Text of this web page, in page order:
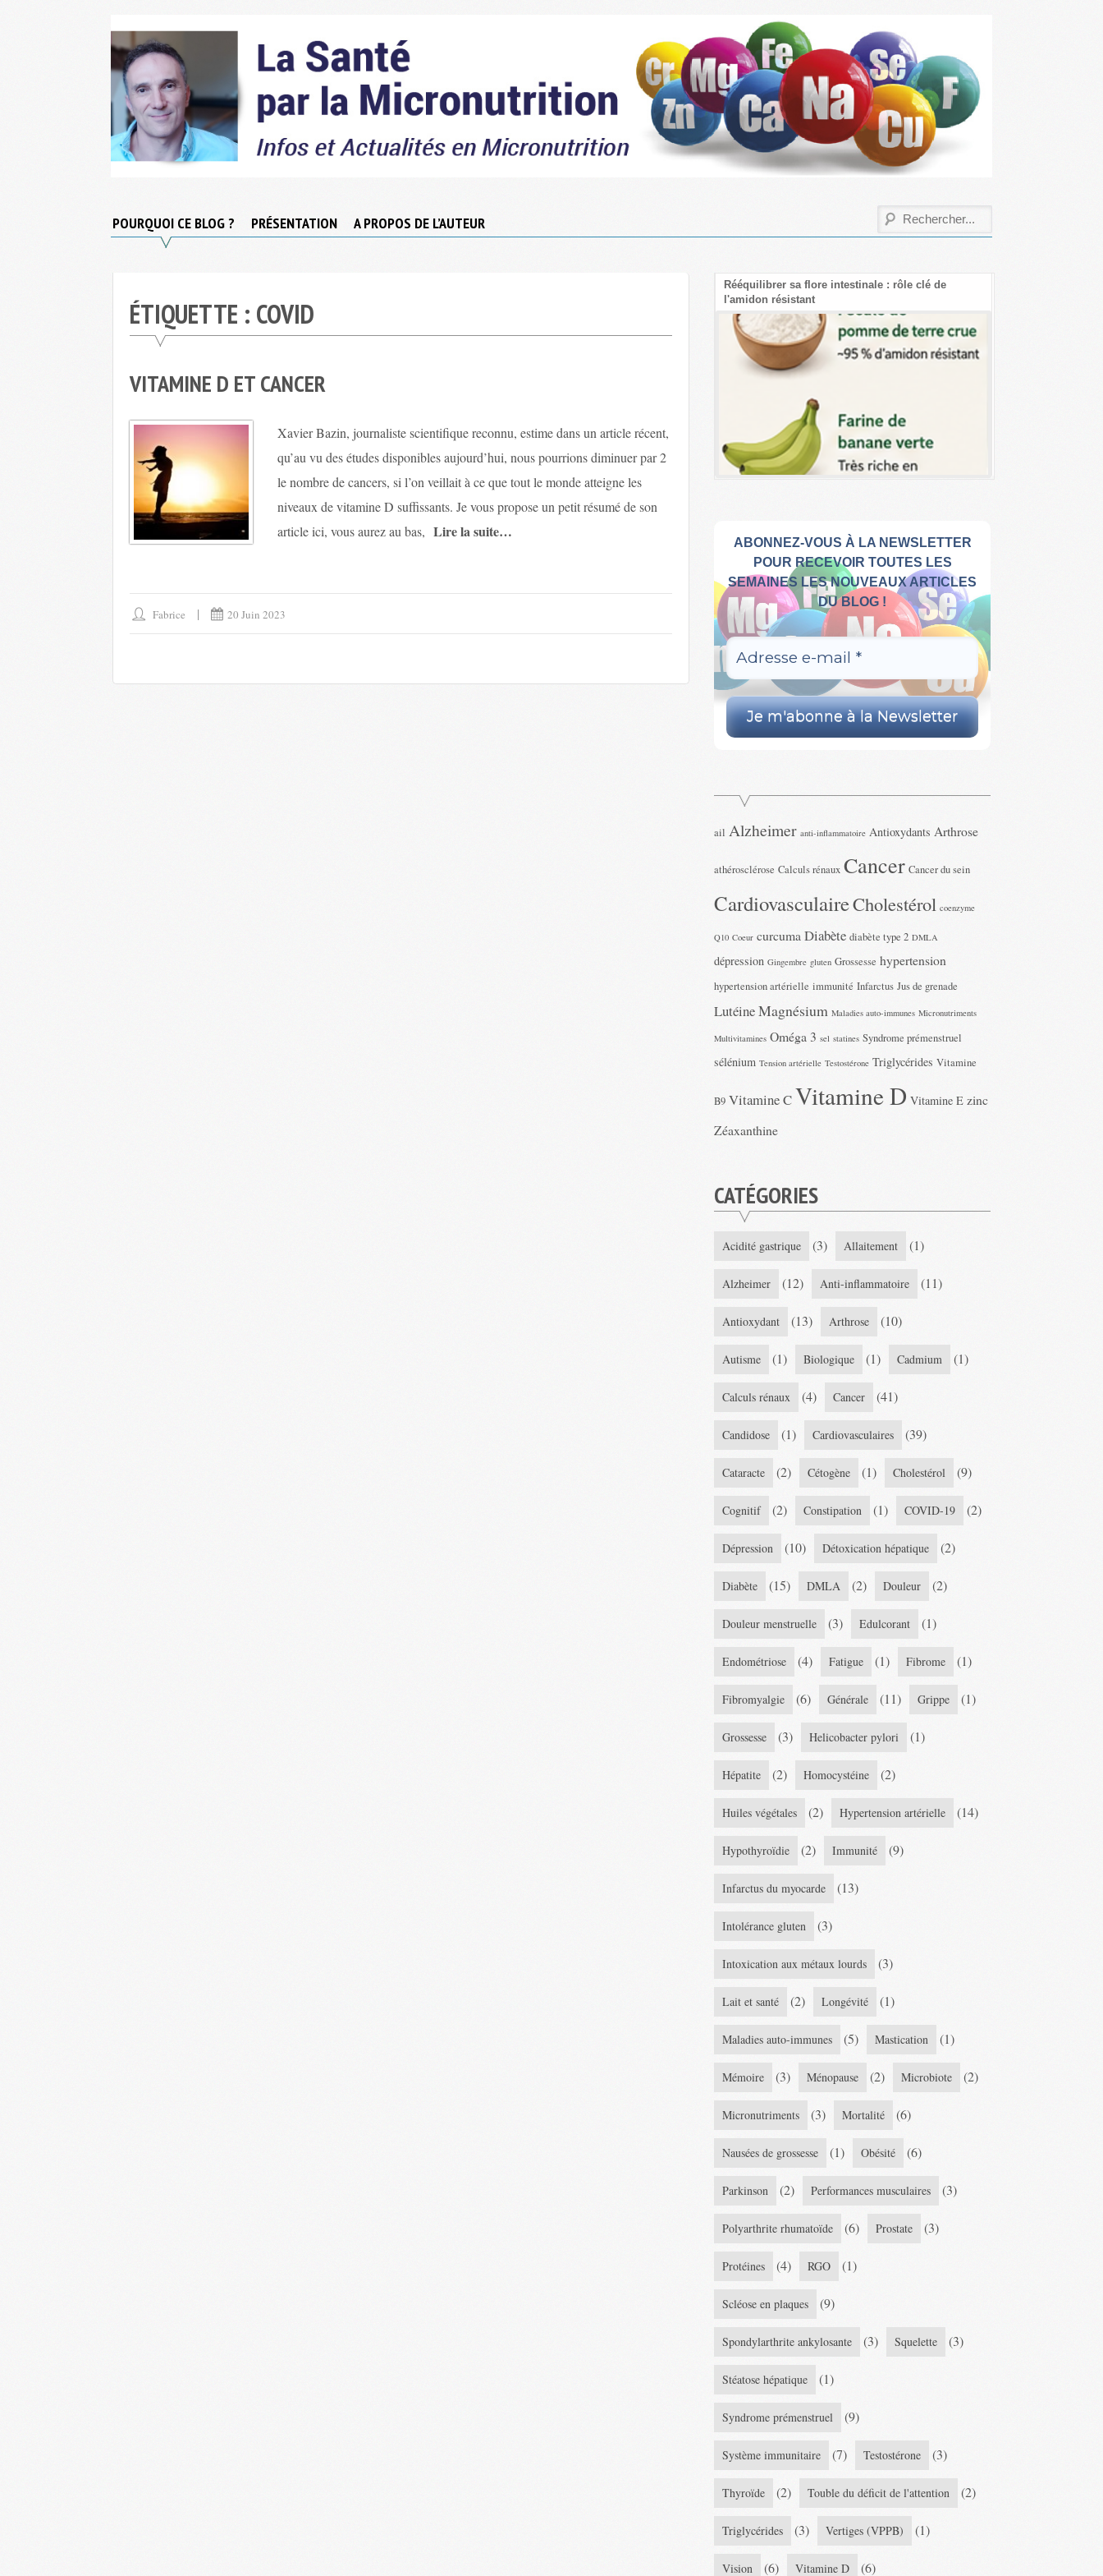
Santé
POURQUOI CE BLOG ? PRÉSENTATION A PROPOS DE L’AUTEUR
ÉTIQUETTE : COVID
VITAMINE D ET CANCER
Xavier Bazin, journaliste scientifique reconnu, estime dans un article récent,
qu’au vu des études disponibles aujourd’hui, nous pourrions diminuer par 2
le nombre de cancers, si l’on veillait à ce que tout le monde atteigne les
niveaux de vitamine D suffissants. Je vous propose un petit résumé de son
article ici, vous aurez au bas, Lire la suite…
Fabrice 20 Juin 2023
Rééquilibrer sa flore intestinale : rôle clé de
l'amidon résistant
ABONNEZ-VOUS À LA NEWSLETTER
POUR RECEVOIR TOUTES LES
SEMAINES LES NOUVEAUX ARTICLES
DU BLOG !
ail Alzheimer anti-inflammatoire Antioxydants Arthrose
athérosclérose Calculs rénaux Cancer Cancer du sein
CardiovasculaireCholestérol coenzyme
Q10 Coeur curcuma Diabète diabète type 2 DMLA
dépression Gingembre gluten Grossesse hypertension
hypertension artérielle immunité Infarctus Jus de grenade
LutéineMagnésium Maladies auto-immunes Micronutriments
Multivitamines Oméga 3 sel statines Syndrome prémenstruel
sélénium Tension artérielle Testostérone Triglycérides Vitamine
B9 Vitamine CVitamine D Vitamine E zinc
Zéaxanthine
CATÉGORIES
Acidité gastrique (3) Allaitement (1)
Alzheimer (12) Anti-inflammatoire (11)
Antioxydant (13) Arthrose (10)
Autisme (1) Biologique (1) Cadmium (1)
Calculs rénaux (4) Cancer (41)
Candidose (1) Cardiovasculaires (39)
Cataracte (2) Cétogène (1) Cholestérol (9)
Cognitif (2) Constipation (1) COVID-19 (2)
Dépression (10) Détoxication hépatique (2)
Diabète (15) DMLA (2) Douleur (2)
Douleur menstruelle (3) Edulcorant (1)
Endométriose (4) Fatigue (1) Fibrome (1)
Fibromyalgie (6) Générale (11) Grippe (1)
Grossesse (3) Helicobacter pylori (1)
Hépatite (2) Homocystéine (2)
Huiles végétales (2) Hypertension artérielle (14)
Hypothyroïdie (2) Immunité (9)
Infarctus du myocarde (13)
Intolérance gluten (3)
Intoxication aux métaux lourds (3)
Lait et santé (2) Longévité (1)
Maladies auto-immunes (5) Mastication (1)
Mémoire (3) Ménopause (2) Microbiote (2)
Micronutriments (3) Mortalité (6)
Nausées de grossesse (1) Obésité (6)
Parkinson (2) Performances musculaires (3)
Polyarthrite rhumatoïde (6) Prostate (3)
Protéines (4) RGO (1)
Scléose en plaques (9)
Spondylarthrite ankylosante (3) Squelette (3)
Stéatose hépatique (1)
Syndrome prémenstruel (9)
Système immunitaire (7) Testostérone (3)
Thyroïde (2) Touble du déficit de l'attention (2)
Triglycérides (3) Vertiges (VPPB) (1)
Vision (6) Vitamine D (6)